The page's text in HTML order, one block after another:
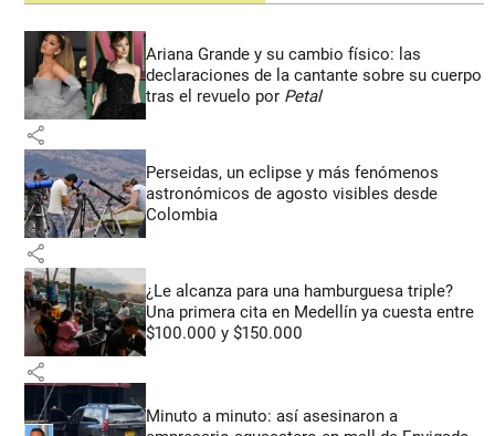
Ariana Grande y su cambio físico: las
declaraciones de la cantante sobre su cuerpo
tras el revuelo por Petal
share
Perseidas, un eclipse y más fenómenos
astronómicos de agosto visibles desde
Colombia
share
¿Le alcanza para una hamburguesa triple?
Una primera cita en Medellín ya cuesta entre
$100.000 y $150.000
share
Minuto a minuto: así asesinaron a